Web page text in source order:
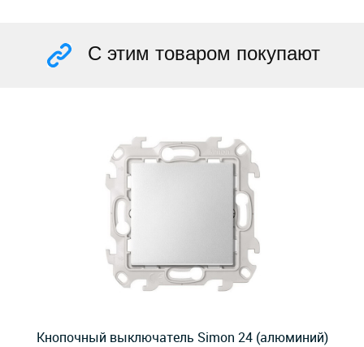
С этим товаром покупают
Кнопочный выключатель Simon 24 (алюминий)